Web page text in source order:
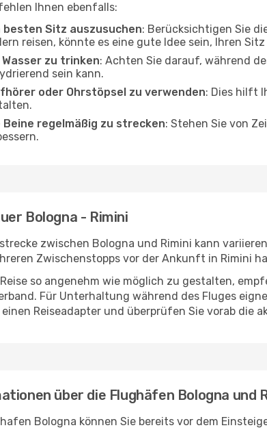
Ihnen ebenfalls:
besten Sitz auszusuchen: Berücksichtigen Sie
reisen, könnte es eine gute Idee sein, Ihren
Wasser zu trinken: Achten Sie darauf, während
sein kann.
oder Ohrstöpsel zu verwenden: Dies hilft
Beine regelmäßig zu strecken: Stehen Sie von
Bologna - Rimini
zwischen Bologna und Rimini kann
Zwischenstopps vor der Ankunft in Rimini
so angenehm wie möglich zu gestalten,
Für Unterhaltung während des Fluges
Reiseadapter und überprüfen Sie vorab die
über die Flughäfen Bologna und
Bologna können Sie bereits vor dem